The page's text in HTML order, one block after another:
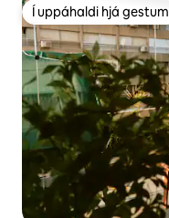
Í uppáhaldi hjá gestum
Í uppáhaldi hjá gestum